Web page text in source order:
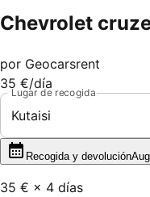
Chevrolet
por Geocarsrent
35 €/día
Lugar de recogida
Kutaisi
Recogida y devolución
35 € × 4 días